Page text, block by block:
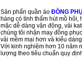
Sản phẩn quần áo ĐỒNG
hàng có tính thấm hút mồ
mặc dễ dàng vận động, vải
chúng tôi nhận may đồng
vải mềm mại hơn và kiểu
Với kinh nghiệm hơn 10 năm
lượng theo tiêu chuẩn quy